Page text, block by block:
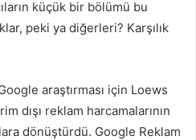
küçük bir bölümü bu
peki ya diğerleri? Karşılık
araştırması için Loews
dışı reklam harcamalarının
dönüştürdü. Google Reklam